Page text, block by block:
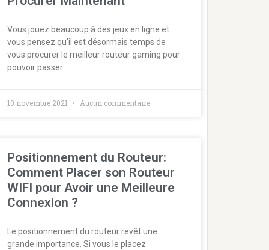
Vous jouez beaucoup à des jeux en ligne et
vous pensez qu’il est désormais temps de
vous procurer le meilleur routeur gaming pour
pouvoir passer
10 novembre 2021 Aucun commentaire
Positionnement du Routeur:
Comment Placer son Routeur
WIFI pour Avoir une Meilleure
Connexion ?
Le positionnement du routeur revêt une
grande importance. Si vous le placez